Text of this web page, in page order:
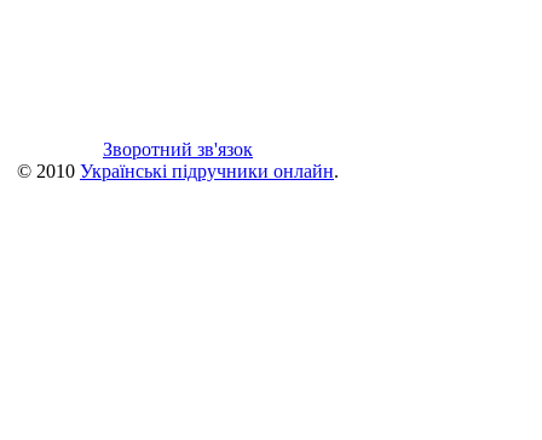
Зворотний зв'язок
© 2010 Українські підручники онлайн.